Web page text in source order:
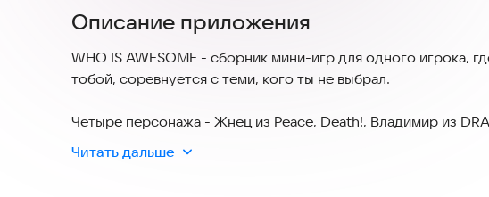
Описание приложения
WHO IS AWESOME - сборник мини-игр для одного игрока,
тобой, соревнуется с теми, кого ты не выбрал.
Четыре персонажа - Жнец из Peace, Death!, Владимир из
AT THIS KNIGHT! и ковбой из Gun Done - сидят за одним
своих оппонентов.
Читать дальше